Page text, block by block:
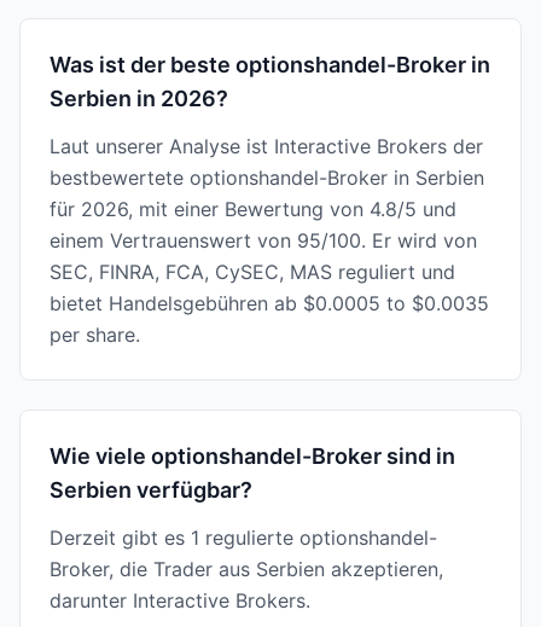
Was ist der beste optionshandel-Broker in
Serbien in 2026?
Laut unserer Analyse ist Interactive Brokers der
bestbewertete optionshandel-Broker in Serbien
für 2026, mit einer Bewertung von 4.8/5 und
einem Vertrauenswert von 95/100. Er wird von
SEC, FINRA, FCA, CySEC, MAS reguliert und
bietet Handelsgebühren ab $0.0005 to $0.0035
per share.
Wie viele optionshandel-Broker sind in
Serbien verfügbar?
Derzeit gibt es 1 regulierte optionshandel-
Broker, die Trader aus Serbien akzeptieren,
darunter Interactive Brokers.